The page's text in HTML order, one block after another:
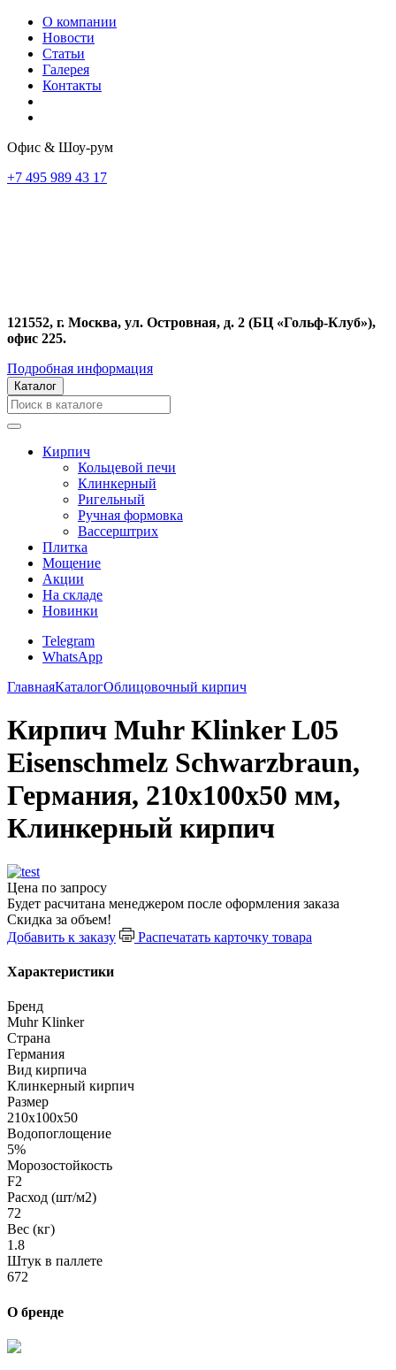
О компании
Новости
Статьи
Галерея
Контакты
Офис & Шоу-рум
+7 495 989 43 17
121552, г. Москва, ул. Островная, д. 2 (БЦ «Гольф-Клуб»),
офис 225.
Подробная информация
Каталог
Кирпич
Кольцевой печи
Клинкерный
Ригельный
Ручная формовка
Вассерштрих
Плитка
Мощение
Акции
На складе
Новинки
Telegram
WhatsApp
ГлавнаяКаталогОблицовочный кирпич
Кирпич Muhr Klinker L05
Eisenschmelz Schwarzbraun,
Германия, 210х100х50 мм,
Клинкерный кирпич
Цена по запросу
Будет расчитана менеджером после оформления заказа
Скидка за объем!
Добавить к заказу
Распечатать карточку товара
Характеристики
Бренд
Muhr Klinker
Страна
Германия
Вид кирпича
Клинкерный кирпич
Размер
210х100х50
Водопоглощение
5%
Морозостойкость
F2
Расход (шт/м2)
72
Вес (кг)
1.8
Штук в паллете
672
О бренде